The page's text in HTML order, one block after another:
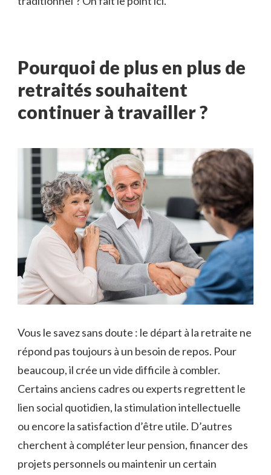
Pourquoi de plus en plus de
retraités souhaitent
continuer à travailler?
Vous le savez sans doute : le départ à la retraite ne
répond pas toujours à un besoin de repos. Pour
beaucoup, il crée un vide difficile à combler.
Certains anciens cadres ou experts regrettent le
lien social quotidien, la stimulation intellectuelle
ou encore la satisfaction d’être utile. D’autres
cherchent à compléter leur pension, financer des
projets personnels ou maintenir un certain